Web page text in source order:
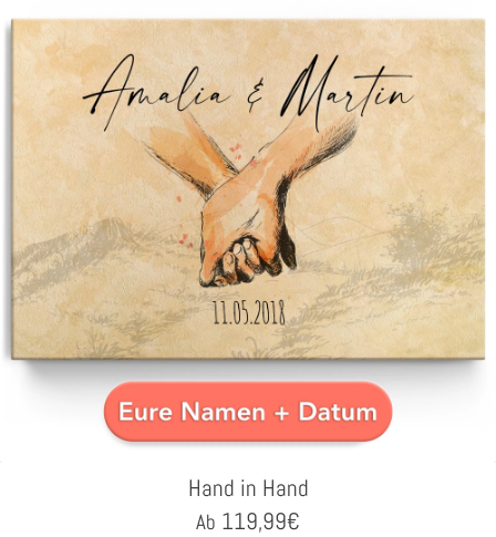
Hand in Hand
Ab 119,99€